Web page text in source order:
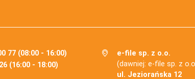
77 (08:00 - 16:00)
(16:00 - 18:00)
e-file sp. z o.o.
(dawniej: e-file sp. z
ul. Jeziorańska 12